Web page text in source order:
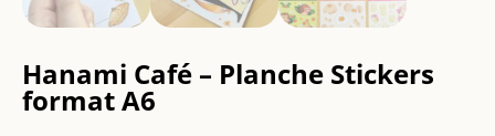
Hanami Café – Planche Stickers
format A6